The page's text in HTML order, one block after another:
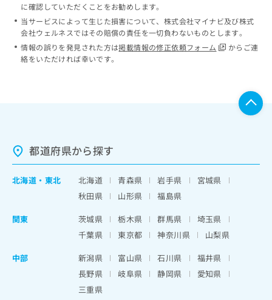
に確認していただくことをお勧めします。
当サービスによって生じた損害について、株式会社マイナビ及び株式
会社ウェルネスではその賠償の責任を一切負わないものとします。
情報の誤りを発見された方は掲載情報の修正依頼フォーム
からご連
絡をいただければ幸いです。
都道府県から探す
北海道 ・ 東北 北海道 青森県 岩手県
宮城県
秋田県
山形県
福島県
関東
茨城県 栃木県 群馬県
埼玉県
千葉県
東京都 神奈川県
山梨県
中部
新潟県 富山県 石川県
福井県
長野県
岐阜県 静岡県
愛知県
三重県